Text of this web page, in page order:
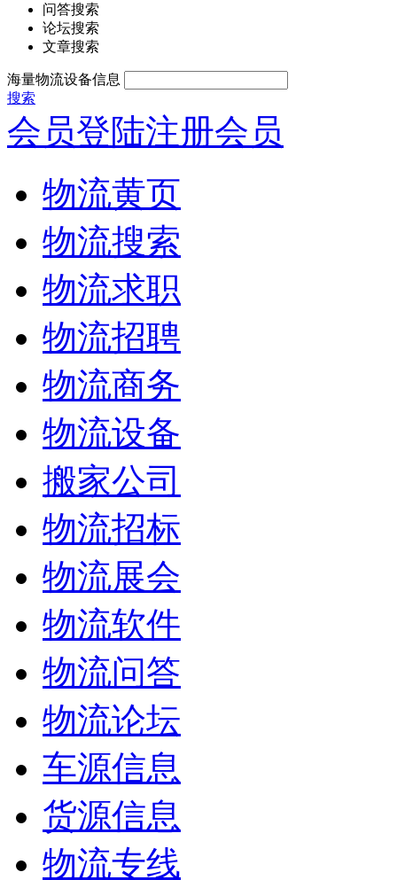
问答搜索
论坛搜索
文章搜索
海量物流设备信息
搜索
会员登陆注册会员
物流黄页
物流搜索
物流求职
物流招聘
物流商务
物流设备
搬家公司
物流招标
物流展会
物流软件
物流问答
物流论坛
车源信息
货源信息
物流专线